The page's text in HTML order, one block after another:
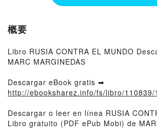
概要
Libro RUSIA CONTRA EL MUNDO
MARC MARGINEDAS
Descargar eBook gratis ➡
http://ebooksharez.info/fs/libro/110839/
Descargar o leer en línea RUSIA
Libro gratuito (PDF ePub Mobi) de